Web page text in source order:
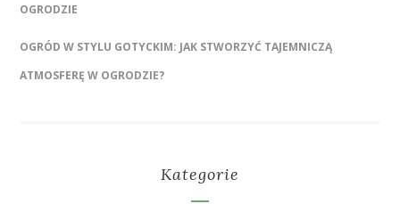
OGRODZIE
OGRÓD W STYLU GOTYCKIM: JAK STWORZYĆ TAJEMNICZĄ
ATMOSFERĘ W OGRODZIE?
Kategorie